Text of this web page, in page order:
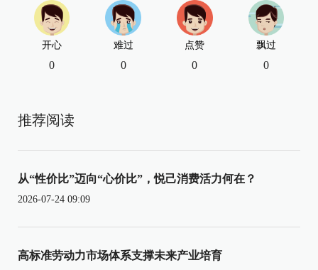
开心
0
难过
0
点赞
0
飘过
0
推荐阅读
从“性价比”迈向“心价比”，悦己消费活力何在？
2026-07-24 09:09
高标准劳动力市场体系支撑未来产业培育